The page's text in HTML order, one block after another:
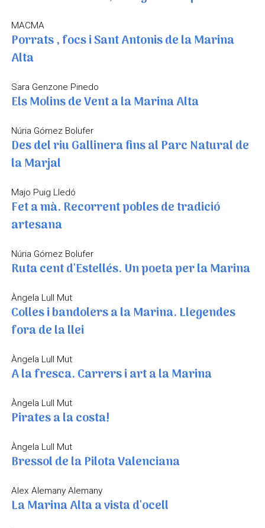
MACMA
Porrats , focs i Sant Antonis de la Marina
Alta
Sara Genzone Pinedo
Els Molins de Vent a la Marina Alta
Núria Gómez Bolufer
Des del riu Gallinera fins al Parc Natural de
la Marjal
Majo Puig Lledó
Fet a mà. Recorrent pobles de tradició
artesana
Núria Gómez Bolufer
Ruta cent d'Estellés. Un poeta per la Marina
Àngela Lull Mut
Colles i bandolers a la Marina. Llegendes
fora de la llei
Àngela Lull Mut
A la fresca. Carrers i art a la Marina
Àngela Lull Mut
Pirates a la costa!
Àngela Lull Mut
Bressol de la Pilota Valenciana
Alex Alemany Alemany
La Marina Alta a vista d'ocell